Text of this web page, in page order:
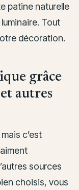
patine naturelle
Tout
décoration.
grâce
autres
c’est
sources
choisis, vous